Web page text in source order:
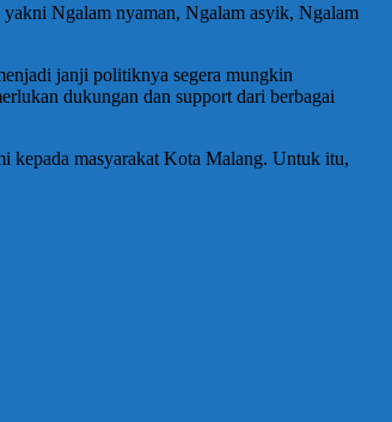
Ngalam nyaman, Ngalam asyik, Ngalam
janji politiknya segera mungkin
dukungan dan support dari berbagai
kepada masyarakat Kota Malang. Untuk itu,